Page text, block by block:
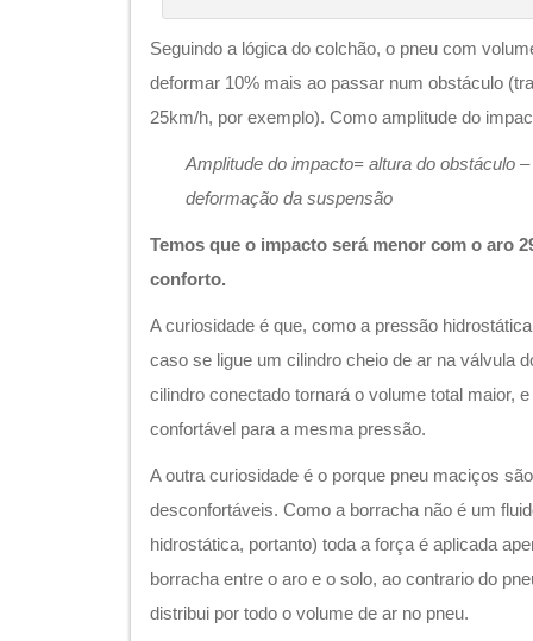
Seguindo a lógica do colchão, o pneu com
deformar 10% mais ao passar num obstáculo
25km/h, por exemplo). Como amplitude do
Amplitude do impacto= altura do obstáculo
deformação da suspensão
Temos que o impacto será menor com o aro
conforto.
A curiosidade é que, como a pressão
caso se ligue um cilindro cheio de ar na válvula
cilindro conectado tornará o volume total maior,
confortável para a mesma pressão.
A outra curiosidade é o porque pneu maciços
desconfortáveis. Como a borracha não é um
hidrostática, portanto) toda a força é aplicada
borracha entre o aro e o solo, ao contrario do
distribui por todo o volume de ar no pneu.